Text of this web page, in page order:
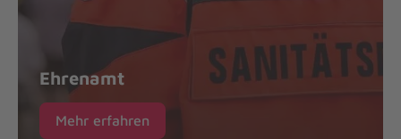
Ehrenamt
Mehr erfahren